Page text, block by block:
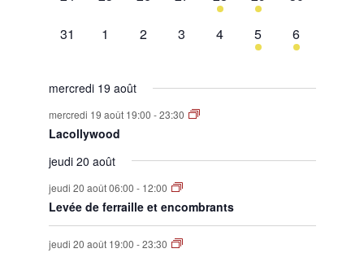
évènement,évènement,évènement,
0
31
0
1
0
2
0
3
0
évènement,
4
1
évènement,
5
1
évènement,
6
mercredi 19 août
mercredi 19 août 19:00 -23:30
Lacollywood
jeudi 20 août
jeudi 20 août 06:00 - 12:00
Levée de ferraille et encombrants
jeudi 20 août 19:00 -23:30